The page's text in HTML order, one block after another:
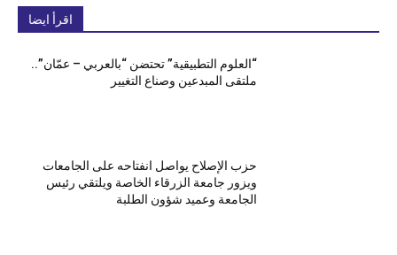
اقرأ ايضا
“العلوم التطبيقية” تحتضن “بالعربي – عمّان”..
ملتقى المبدعين وصناع التغيير
حزب الإصلاح يواصل انفتاحه على الجامعات
ويزور جامعة الزرقاء الخاصة ويلتقي رئيس
الجامعة وعميد شؤون الطلبة